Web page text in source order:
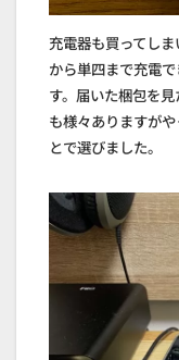
充電器も買ってし
から単四まで充電
す。届いた梱包を
も様々ありますが
とで選びました。